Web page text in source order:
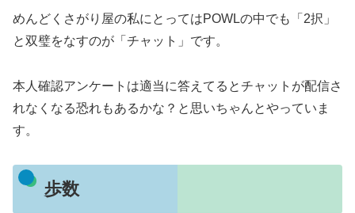
めんどくさがり屋の私にとってはPOWLの中でも「2択」
と双璧をなすのが「チャット」です。
本人確認アンケートは適当に答えてるとチャットが配信さ
れなくなる恐れもあるかな？と思いちゃんとやっていま
す。
歩数